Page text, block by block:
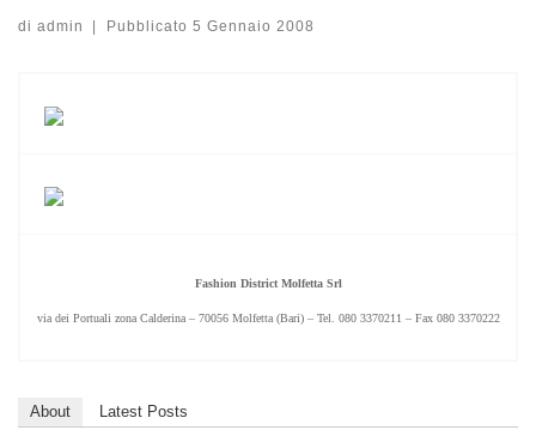
di admin | Pubblicato 5 Gennaio 2008
Fashion District Molfetta Srl
via dei Portuali zona Calderina – 70056 Molfetta (Bari) – Tel. 080 3370211 – Fax 080 3370222
About Latest Posts